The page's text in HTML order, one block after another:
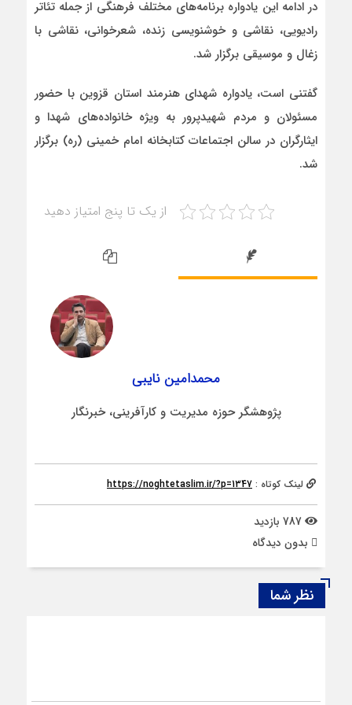
در ادامه این یادواره برنامه‌های مختلف فرهنگی از جمله تئاتر
رادیویی، نقاشی و خوشنویسی زنده، شعرخوانی، نقاشی با
زغال و موسیقی برگزار شد.
گفتنی است، یادواره شهدای هنرمند استان قزوین با حضور
مسئولان و مردم شهیدپرور به ویژه خانواده‌های شهدا و
ایثارگران در سالن اجتماعات کتابخانه امام خمینی (ره) برگزار
شد.
از یک تا پنج امتیاز دهید
محمدامین نایبی
پژوهشگر حوزه مدیریت و کارآفرینی، خبرنگار
لینک کوتاه : https://noghtetaslim.ir/?p=1347
بدون دیدگاه
نظر شما